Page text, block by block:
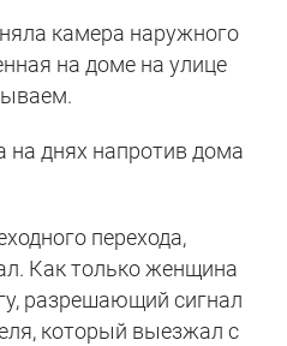
камера наружного
на доме на улице
на днях напротив дома
перехода,
Как только женщина
разрешающий сигнал
который выезжал с